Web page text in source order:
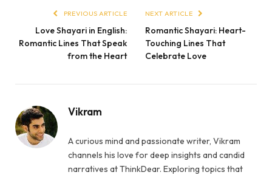
PREVIOUS ARTICLE
Love Shayari in English:
Romantic Lines That Speak
from the Heart
NEXT ARTICLE
Romantic Shayari: Heart-
Touching Lines That
Celebrate Love
Vikram
A curious mind and passionate writer, Vikram
channels his love for deep insights and candid
narratives at ThinkDear. Exploring topics that